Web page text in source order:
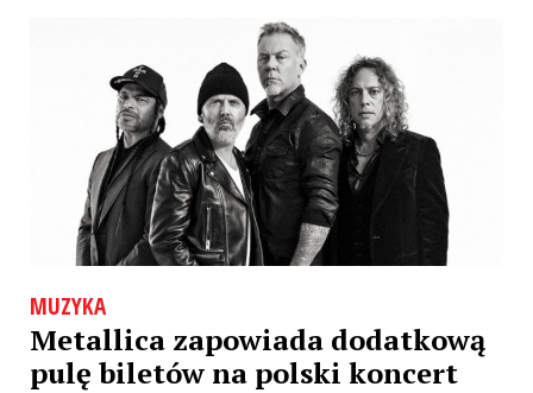
MUZYKA
Metallica zapowiada dodatkową
pulę biletów na polski koncert